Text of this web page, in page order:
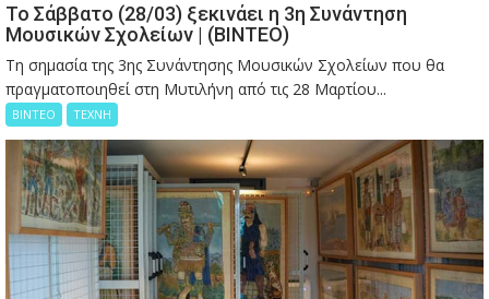
Το Σάββατο (28/03) ξεκινάει η 3η Συνάντηση
Μουσικών Σχολείων | (ΒΙΝΤΕΟ)
Τη σημασία της 3ης Συνάντησης Μουσικών Σχολείων που θα
πραγματοποιηθεί στη Μυτιλήνη από τις 28 Μαρτίου...
ΒΙΝΤΕΟ ΤΕΧΝΗ